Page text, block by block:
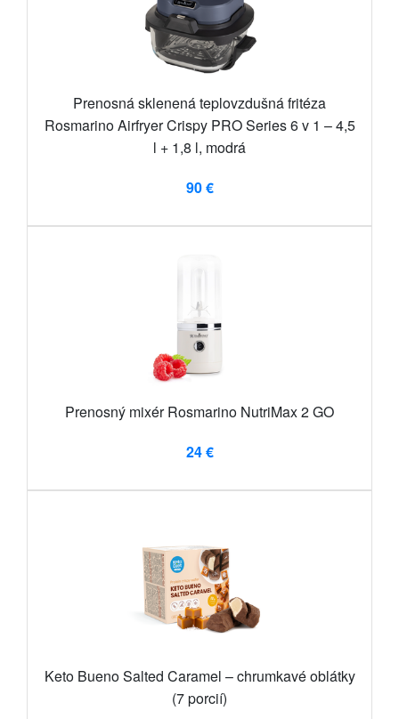
Prenosná sklenená teplovzdušná fritéza
Rosmarino Airfryer Crispy PRO Series 6 v 1 – 4,5
l + 1,8 l, modrá
90 €
Prenosný mixér Rosmarino NutriMax 2 GO
24 €
Keto Bueno Salted Caramel – chrumkavé oblátky
(7 porcií)